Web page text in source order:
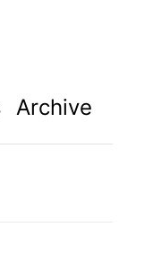
Archive